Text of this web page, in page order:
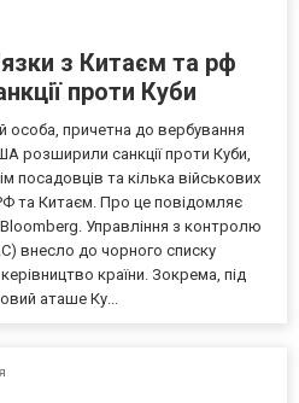
з Китаєм та рф
проти Куби
особа, причетна до вербування
розширили санкції проти Куби,
посадовців та кілька військових
та Китаєм. Про це повідомляє
Управління з контролю
внесло до чорного списку
країни. Зокрема, під
аташе Ку...